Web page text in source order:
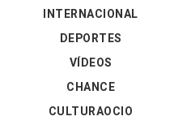
INTERNACIONAL
DEPORTES
VÍDEOS
CHANCE
CULTURAOCIO